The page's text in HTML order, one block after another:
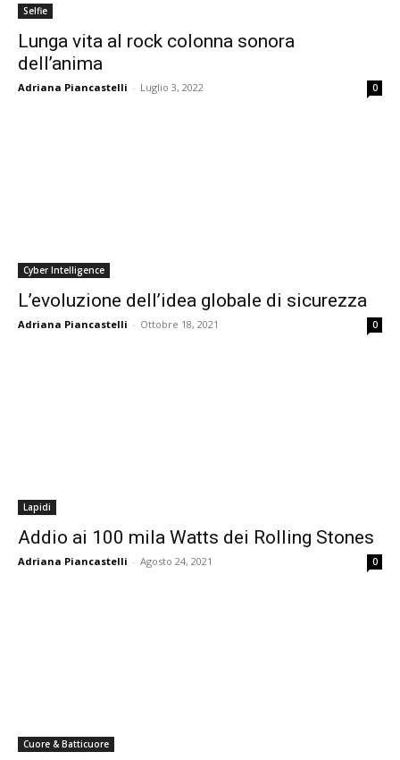
Selfie
Lunga vita al rock colonna sonora
dell’anima
Adriana Piancastelli - Luglio 3, 2022 0
Cyber Intelligence
L’evoluzione dell’idea globale di sicurezza
Adriana Piancastelli - Ottobre 18, 2021 0
Lapidi
Addio ai 100 mila Watts dei Rolling Stones
Adriana Piancastelli - Agosto 24, 2021 0
Cuore & Batticuore